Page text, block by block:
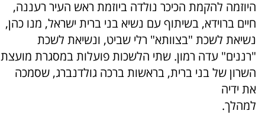
היוזמה להקמת הכיכר נולדה ביוזמת ראש העיר רעננה,
חיים ברוידא, בשיתוף עם נשיא בני ברית ישראל, מנו כהן,
נשיאת לשכת "בצוותא" רלי שביט, ונשיאת לשכת
"רננים" עדה רמון. שתי הלשכות פועלות במסגרת מועצת
השרון של בני ברית, בראשות ברכה גולדנברג, שסמכה
את ידיה
למהלך.